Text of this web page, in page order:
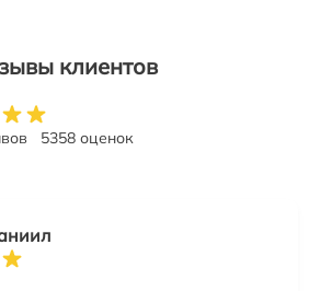
клиентов
5358 оценок